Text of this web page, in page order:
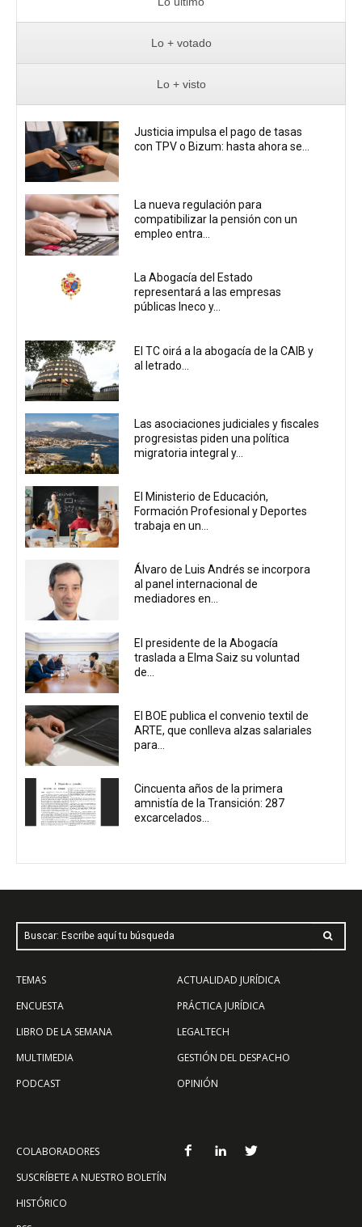
Lo + votado
Lo + visto
Justicia impulsa el pago de tasas
con TPV o Bizum: hasta ahora se...
La nueva regulación para
compatibilizar la pensión con un
empleo entra...
La Abogacía del Estado
representará a las empresas
públicas Ineco y...
El TC oirá a la abogacía de la CAIB y
al letrado...
Las asociaciones judiciales y fiscales
progresistas piden una política
migratoria integral y...
El Ministerio de Educación,
Formación Profesional y Deportes
trabaja en un...
Álvaro de Luis Andrés se incorpora
al panel internacional de
mediadores en...
El presidente de la Abogacía
traslada a Elma Saiz su voluntad
de...
El BOE publica el convenio textil de
ARTE, que conlleva alzas salariales
para...
Cincuenta años de la primera
amnistía de la Transición: 287
excarcelados...
Buscar: Escribe aquí tu búsqueda
TEMAS
ENCUESTA
LIBRO DE LA SEMANA
MULTIMEDIA
PODCAST
ACTUALIDAD JURÍDICA
PRÁCTICA JURÍDICA
LEGALTECH
GESTIÓN DEL DESPACHO
OPINIÓN
COLABORADORES
SUSCRÍBETE A NUESTRO BOLETÍN
HISTÓRICO